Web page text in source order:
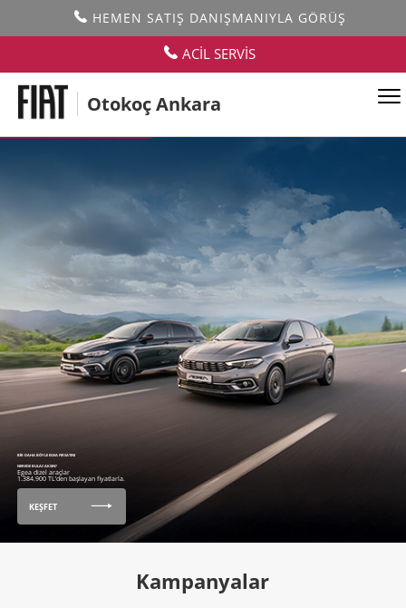
HEMEN SATIŞ DANIŞMANIYLA GÖRÜŞ
ACİL SERVİS
Otokoç Ankara
BİR DAHA BÖYLE EGEA FIRSATINI
NEREDE BULACAKSIN?
Egea dizel araçlar
1.384.900 TL’den başlayan fiyatlarla.
KEŞFET
Kampanyalar